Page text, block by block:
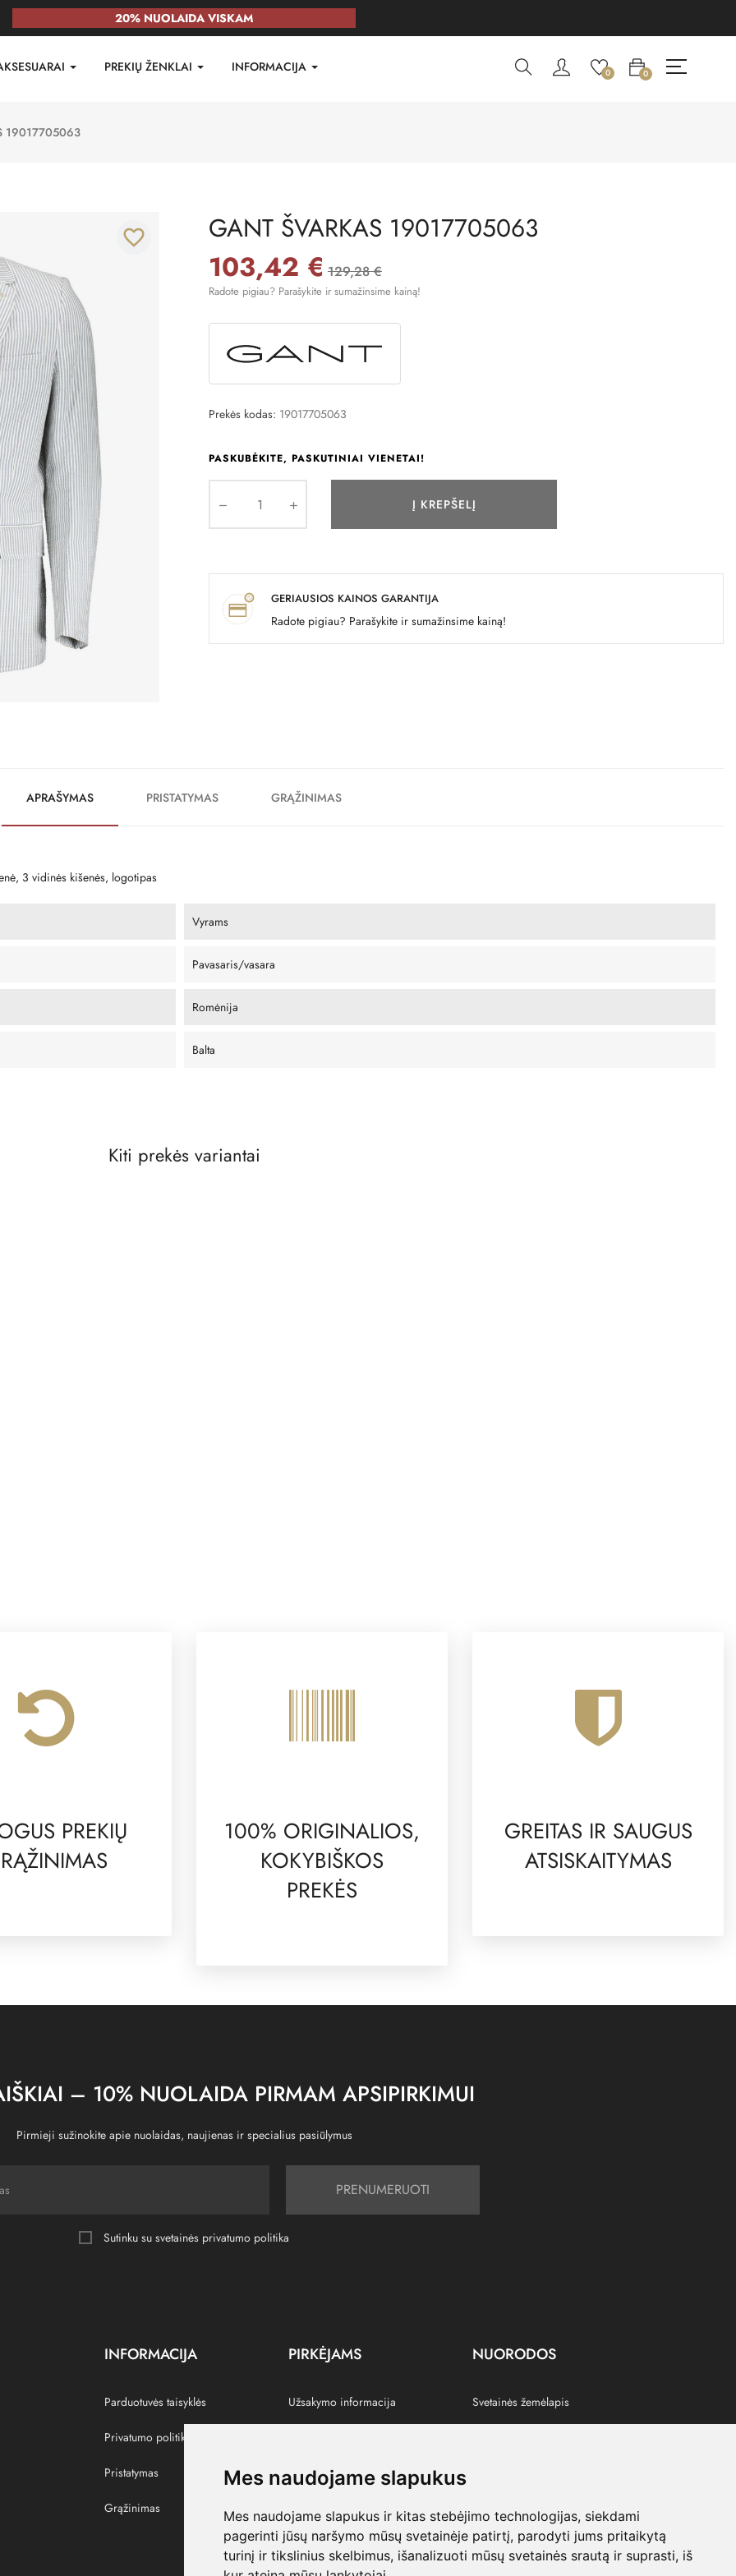
Mes naudojame slapukus
Mes naudojame slapukus ir kitas stebėjimo technologijas, siekdami
pagerinti jūsų naršymo mūsų svetainėje patirtį, parodyti jums pritaikytą
turinį ir tikslinius skelbimus, išanalizuoti mūsų svetainės srautą ir suprasti, iš
20% NUOLAIDA VISKAM
PREKIŲ ŽENKLAI INFORMACIJA 0 0
19017705063
favorite_border GANT ŠVARKAS 19017705063
103,42 € 129,28 €
Radote pigiau? Parašykite ir sumažinsime kainą!
Prekės kodas: 19017705063
PASKUBĖKITE, PASKUTINIAI VIENETAI!
Į KREPŠELĮ
GERIAUSIOS KAINOS GARANTIJA
Radote pigiau? Parašykite ir sumažinsime kainą!
APRAŠYMAS PRISTATYMAS GRĄŽINIMAS
3 vidinės kišenės, logotipas
Vyrams
Pavasaris/vasara
Romėnija
Balta
Kiti prekės variantai
PREKIŲ
100% ORIGINALIOS,
KOKYBIŠKOS
PREKĖS
GREITAS IR SAUGUS
ATSISKAITYMAS
– 10% NUOLAIDA PIRMAM APSIPIRKIMUI
Pirmieji sužinokite apie nuolaidas, naujienas ir specialius pasiūlymus
PRENUMERUOTI
Sutinku su svetainės privatumo politika
INFORMACIJA
Parduotuvės taisyklės
Privatumo politika
Pristatymas
Grąžinimas
PIRKĖJAMS
Užsakymo informacija
Paskyra
Pamėgtos prekės
NUORODOS
Svetainės žemėlapis